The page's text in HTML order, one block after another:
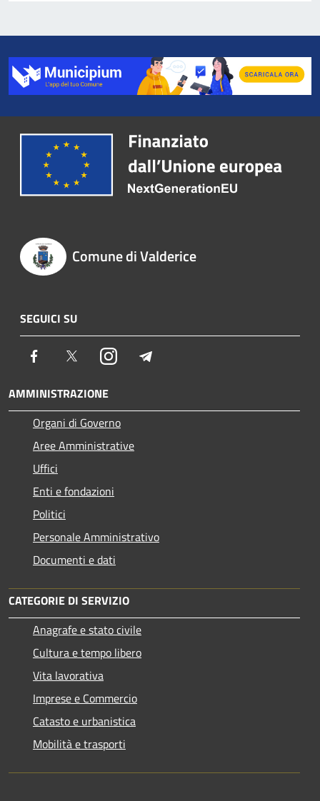
Comune di Valderice
SEGUICI SU
Facebook TwitterInstagram
AMMINISTRAZIONE
Organi di Governo
Aree Amministrative
Uffici
Enti e fondazioni
Politici
Personale Amministrativo
Documenti e dati
CATEGORIE DI SERVIZIO
Anagrafe e stato civile
Cultura e tempo libero
Vita lavorativa
Imprese e Commercio
Catasto e urbanistica
Mobilità e trasporti